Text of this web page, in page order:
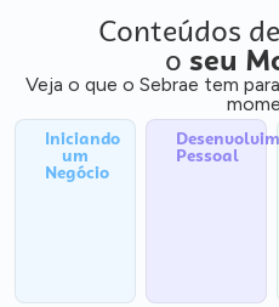
Conteúdos
o seu
Veja o que o Sebrae tem
Iniciando
um
Negócio
Pessoal